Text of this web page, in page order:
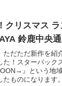
クリスマス
鈴鹿中央
ただただ新作を紹
た！スターバック
』という地
ものになります